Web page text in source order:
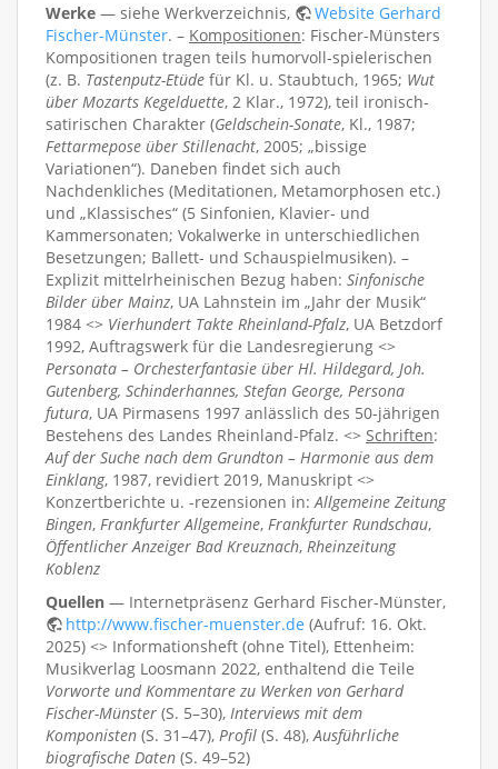
Werke — siehe Werkverzeichnis,
Website Gerhard
Fischer-Münster. – Kompositionen: Fischer-Münsters
Kompositionen tragen teils humorvoll-spielerischen
(z. B. Tastenputz-Etüde für Kl. u. Staubtuch, 1965; Wut
über Mozarts Kegelduette, 2 Klar., 1972), teil ironisch-
satirischen Charakter (Geldschein-Sonate, Kl., 1987;
Fettarmepose über Stillenacht, 2005; „bissige
Variationen“). Daneben findet sich auch
Nachdenkliches (Meditationen, Metamorphosen etc.)
und „Klassisches“ (5 Sinfonien, Klavier- und
Kammersonaten; Vokalwerke in unterschiedlichen
Besetzungen; Ballett- und Schauspielmusiken). –
Explizit mittelrheinischen Bezug haben: Sinfonische
Bilder über Mainz, UA Lahnstein im „Jahr der Musik“
1984 <> Vierhundert Takte Rheinland-Pfalz, UA Betzdorf
1992, Auftragswerk für die Landesregierung <>
Personata – Orchesterfantasie über Hl. Hildegard, Joh.
Gutenberg, Schinderhannes, Stefan George, Persona
futura, UA Pirmasens 1997 anlässlich des 50-jährigen
Bestehens des Landes Rheinland-Pfalz. <> Schriften:
Auf der Suche nach dem Grundton – Harmonie aus dem
Einklang, 1987, revidiert 2019, Manuskript <>
Konzertberichte u. -rezensionen in: Allgemeine Zeitung
Bingen, Frankfurter Allgemeine, Frankfurter Rundschau,
Öffentlicher Anzeiger Bad Kreuznach, Rheinzeitung
Koblenz
Quellen — Internetpräsenz Gerhard Fischer-Münster,
http://www.fischer-muenster.de (Aufruf: 16. Okt.
2025) <> Informationsheft (ohne Titel), Ettenheim:
Musikverlag Loosmann 2022, enthaltend die Teile
Vorworte und Kommentare zu Werken von Gerhard
Fischer-Münster (S. 5–30), Interviews mit dem
Komponisten (S. 31–47), Profil (S. 48), Ausführliche
biografische Daten (S. 49–52)